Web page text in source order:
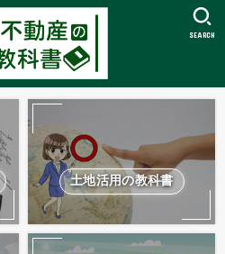
SEARCH
土地活用の教科書